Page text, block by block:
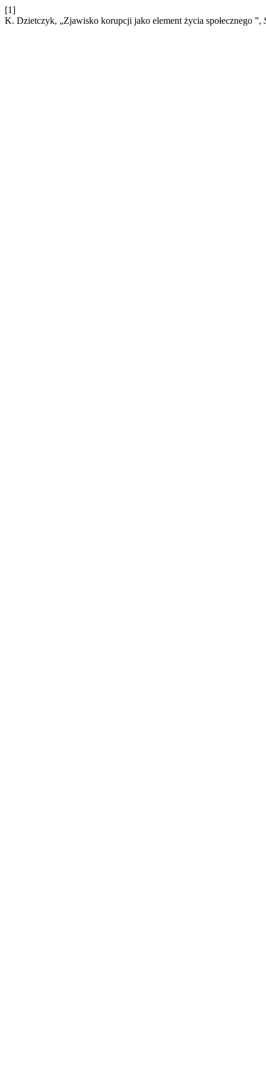
[1]
K. Dzietczyk, „Zjawisko korupcji jako element życia społecznego ”,